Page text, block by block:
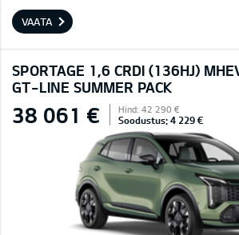
VAATA
SPORTAGE 1,6 CRDI (136HJ)
GT-LINE SUMMER PACK
38 061 € Hind: 42 290 €
Soodustus: 4 229 €